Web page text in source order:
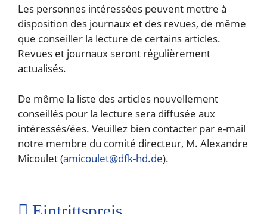
Les personnes intéressées peuvent mettre à
disposition des journaux et des revues, de même
que conseiller la lecture de certains articles.
Revues et journaux seront régulièrement
actualisés.
De même la liste des articles nouvellement
conseillés pour la lecture sera diffusée aux
intéressés/ées. Veuillez bien contacter par e-mail
notre membre du comité directeur, M. Alexandre
Micoulet (amicoulet@dfk-hd.de).
Eintrittspreis